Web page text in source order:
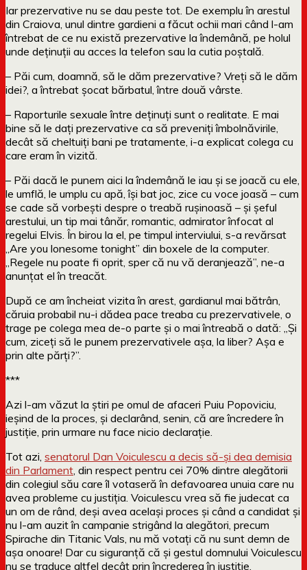
Iar prezervative nu se dau peste tot. De exemplu în arestul
din Craiova, unul dintre gardieni a făcut ochii mari când l-am
întrebat de ce nu există prezervative la îndemână, pe holul
unde deținuții au acces la telefon sau la cutia poștală.
– Păi cum, doamnă, să le dăm prezervative? Vreți să le dăm
idei?, a întrebat șocat bărbatul, între două vârste.
– Raporturile sexuale între deținuți sunt o realitate. E mai
bine să le dați prezervative ca să preveniți îmbolnăvirile,
decât să cheltuiți bani pe tratamente, i-a explicat colega cu
care eram în vizită.
– Păi dacă le punem aici la îndemână le iau și se joacă cu ele,
le umflă, le umplu cu apă, își bat joc, zice cu voce joasă – cum
se cade să vorbești despre o treabă rușinoasă – și șeful
arestului, un tip mai tânăr, romantic, admirator înfocat al
regelui Elvis. În birou la el, pe timpul interviului, s-a revărsat
„Are you lonesome tonight” din boxele de la computer.
„Regele nu poate fi oprit, sper că nu vă deranjează”, ne-a
anunțat el în treacăt.
După ce am încheiat vizita în arest, gardianul mai bătrân,
căruia probabil nu-i dădea pace treaba cu prezervativele, o
trage pe colega mea de-o parte și o mai întreabă o dată: „Și
cum, ziceți să le punem prezervativele așa, la liber? Așa e
prin alte părți?”.
***
Azi l-am văzut la știri pe omul de afaceri Puiu Popoviciu,
ieșind de la proces, și declarând, senin, că are încredere în
justiție, prin urmare nu face nicio declarație.
Tot azi, senatorul Dan Voiculescu a decis să-și dea demisia
din Parlament , din respect pentru cei 70% dintre alegătorii
din colegiul său care îl votaseră în defavoarea unuia care nu
avea probleme cu justiția. Voiculescu vrea să fie judecat ca
un om de rând, deși avea același proces și când a candidat și
nu l-am auzit în campanie strigând la alegători, precum
Spirache din Titanic Vals, nu mă votați că nu sunt demn de
așa onoare! Dar cu siguranță că și gestul domnului Voiculescu
nu se traduce altfel decât prin încrederea în justiție.